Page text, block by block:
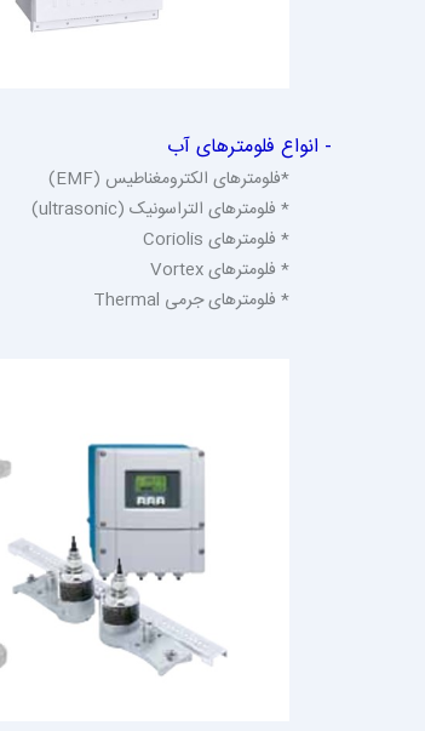
- انواع فلومترهای آب
*فلومترهای الکترومغناطیس (EMF)
* فلومترهای التراسونیک (ultrasonic)
* فلومترهای Coriolis
* فلومترهای Vortex
* فلومترهای جرمی Thermal